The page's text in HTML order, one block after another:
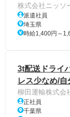
株式会社ニッソ
派遣社員
埼玉県
時給1,400円～
3t配送ドライ
レス少なめ/自
柳田運輸株式会
正社員
千葉県